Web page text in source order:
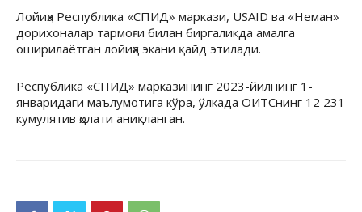
Лойиҳа Республика «СПИД» маркази, USAID ва «Неман»
дорихоналар тармоғи билан биргаликда амалга
оширилаётган лойиҳа экани қайд этилади.
Республика «СПИД» марказининг 2023-йилнинг 1-
январидаги маълумотига кўра, ўлкада ОИТСнинг 12 231
кумулятив ҳолати аниқланган.